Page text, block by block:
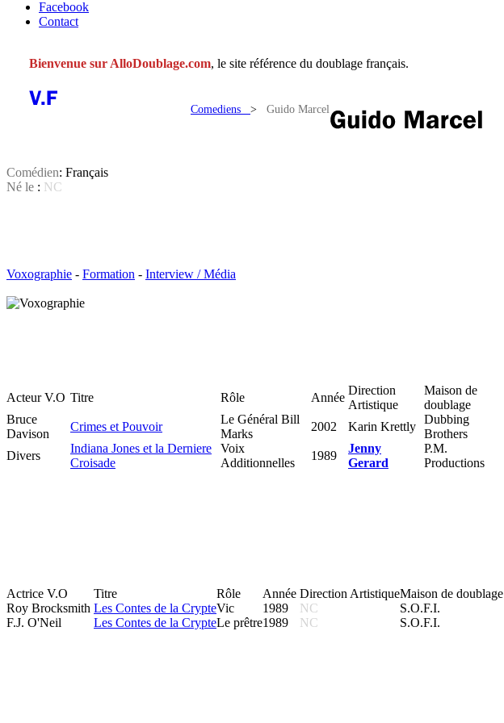
Facebook
Contact
Bienvenue sur AlloDoublage.com, le site référence du doublage français.
Comediens > Guido Marcel
Comédien: Français
Né le : NC
Voxographie - Formation - Interview / Média
Acteur V.O Titre Rôle Année
Direction
Artistique
Maison de
doublage
Bruce
Davison
Crimes et Pouvoir
Le Général Bill
Marks
2002 Karin Krettly
Dubbing
Brothers
Divers
Indiana Jones et la Derniere
Croisade
Voix
Additionnelles
1989
Jenny
Gerard
P.M.
Productions
Actrice V.O Titre Rôle Année Direction ArtistiqueMaison de doublage
Roy Brocksmith Les Contes de la CrypteVic 1989 NC
S.O.F.I.
F.J. O'Neil
Les Contes de la CrypteLe prêtre1989 NC S.O.F.I.